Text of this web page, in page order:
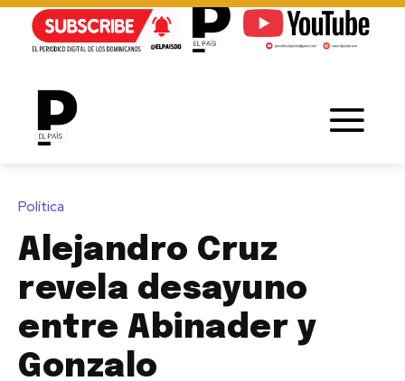
Política
Alejandro Cruz
revela desayuno
entre Abinader y
Gonzalo